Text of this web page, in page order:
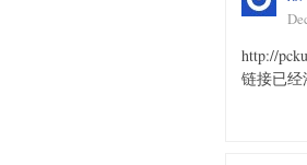
http://
链接已